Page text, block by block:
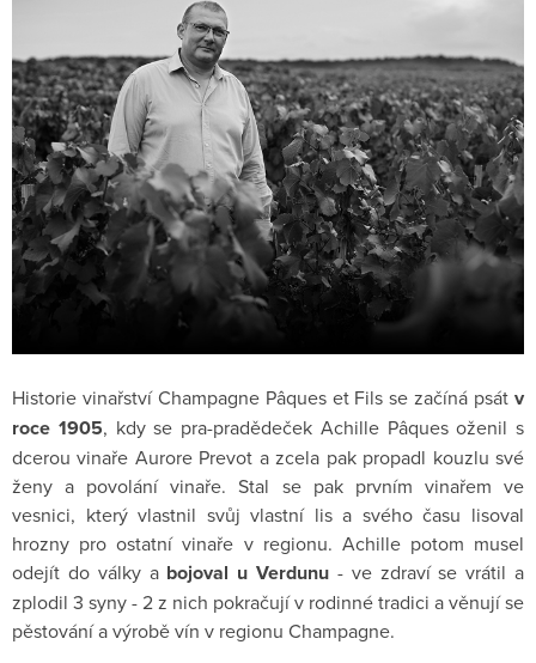
Historie vinařství Champagne Pâques et Fils se začíná psát v
roce 1905, kdy se pra-pradědeček Achille Pâques oženil s
dcerou vinaře Aurore Prevot a zcela pak propadl kouzlu své
ženy a povolání vinaře. Stal se pak prvním vinařem ve
vesnici, který vlastnil svůj vlastní lis a svého času lisoval
hrozny pro ostatní vinaře v regionu. Achille potom musel
odejít do války a bojoval u Verdunu - ve zdraví se vrátil a
zplodil 3 syny - 2 z nich pokračují v rodinné tradici a věnují se
pěstování a výrobě vín v regionu Champagne.